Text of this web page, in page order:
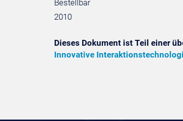
Bestellbar
2010
Dieses Dokument ist Teil einer
Innovative